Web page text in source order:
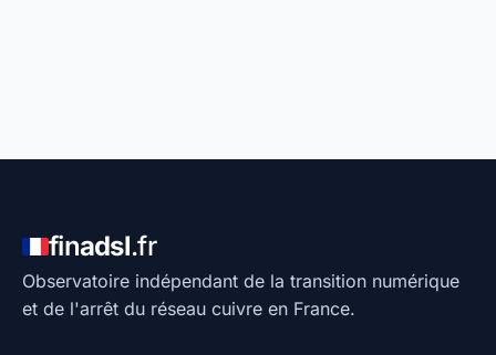
finadsl.fr
Observatoire indépendant de la transition numérique
et de l'arrêt du réseau cuivre en France.